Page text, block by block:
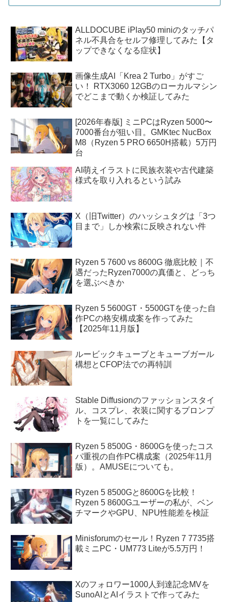
ALLDOCUBE iPlay50 miniのタッチパ
ネル不具合をセルフ修理してみた【タ
ップできなくなる症状】
画像生成AI「Krea 2 Turbo」がすご
い！ RTX3060 12GBのローカルマシン
でどこまで動くか検証してみた
[2026年春版] ミニPCはRyzen 5000〜
7000番台が狙い目。GMKtec NucBox
M8（Ryzen 5 PRO 6650H搭載）5万円
台
AI萌えイラストに民族衣装や古代建築
様式を取り入れるという試み
X（旧Twitter）のハッシュタグは「3つ
目まで」しか検索に反映されない件
Ryzen 5 7600 vs 8600G 徹底比較｜不
遇だったRyzen7000の真価と、どっち
を選ぶべきか
Ryzen 5 5600GT・5500GTを使った自
作PCの格安構成案を作ってみた
【2025年11月版】
ルービックキューブとキューブガール
構想とCFOP法での再特訓
Stable Diffusionのファッションスタイ
ル、コスプレ、衣装に関するプロンプ
トを一覧にしてみた
Ryzen 5 8500G・8600Gを使ったコス
パ重視の自作PC構成案（2025年11月
版）。AMUSEについても。
Ryzen 5 8500Gと8600Gを比較！
Ryzen 5 8600Gユーザーの私が、ベン
チマークやGPU、NPU性能差を検証
Minisforumのセール！Ryzen 7 7735搭
載ミニPC・UM773 Liteが5.5万円！
Xのフォロワー1000人到達記念MVを
SunoAIとAIイラストで作ってみた